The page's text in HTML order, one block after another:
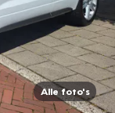
Alle foto's